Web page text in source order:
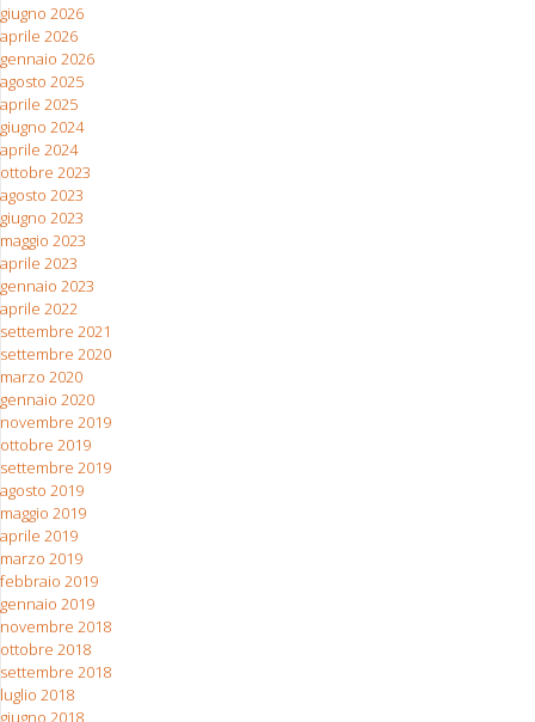
giugno 2026
aprile 2026
gennaio 2026
agosto 2025
aprile 2025
giugno 2024
aprile 2024
ottobre 2023
agosto 2023
giugno 2023
maggio 2023
aprile 2023
gennaio 2023
aprile 2022
settembre 2021
settembre 2020
marzo 2020
gennaio 2020
novembre 2019
ottobre 2019
settembre 2019
agosto 2019
maggio 2019
aprile 2019
marzo 2019
febbraio 2019
gennaio 2019
novembre 2018
ottobre 2018
settembre 2018
luglio 2018
giugno 2018